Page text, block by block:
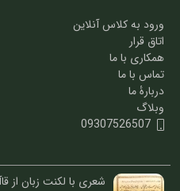
ورود به کلاس آنلاین
اتاق قرار
همکاری با ما
تماس با ما
دربارۀ ما
وبلاگ
09307526507
شعری با لکنت زبان از